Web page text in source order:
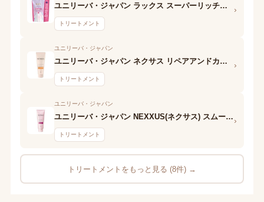
ユニリーバ・ジャパン ラックス スーパーリッチクリスタル カラーケア&リペア ヘアパック
トリートメント
›
ユニリーバ・ジャパン
ユニリーバ・ジャパン ネクサス リペアアンドカラープロテクト ヘアマスク
トリートメント
›
ユニリーバ・ジャパン
ユニリーバ・ジャパン NEXXUS(ネクサス) スムースアンドマネージャブル ヘアマスク
トリートメント
›
トリートメントをもっと見る (8件) →